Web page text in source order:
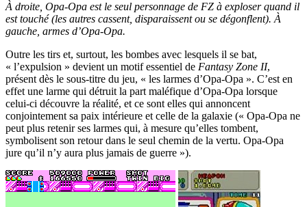
À droite, Opa-Opa est le seul personnage de FZ à exploser quand il
est touché (les autres cassent, disparaissent ou se dégonflent). À
gauche, armes d’Opa-Opa.
Outre les tirs et, surtout, les bombes avec lesquels il se bat,
« l’expulsion » devient un motif essentiel de Fantasy Zone II,
présent dès le sous-titre du jeu, « les larmes d’Opa-Opa ». C’est en
effet une larme qui détruit la part maléfique d’Opa-Opa lorsque
celui-ci découvre la réalité, et ce sont elles qui annoncent
conjointement sa paix intérieure et celle de la galaxie (« Opa-Opa ne
peut plus retenir ses larmes qui, à mesure qu’elles tombent,
symbolisent son retour dans le seul chemin de la vertu. Opa-Opa
jure qu’il n’y aura plus jamais de guerre »).